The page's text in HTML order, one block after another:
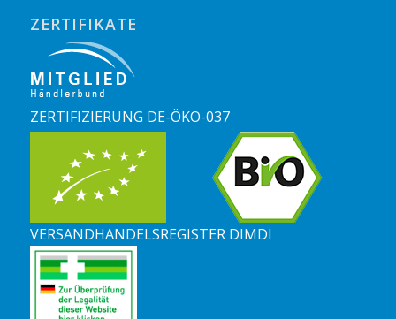
ZERTIFIKATE
ZERTIFIZIERUNG DE-ÖKO-037
VERSANDHANDELSREGISTER DIMDI